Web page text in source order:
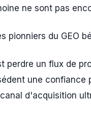
ne sont pas
pionniers du GEO
perdre un flux de
une confiance
d'acquisition